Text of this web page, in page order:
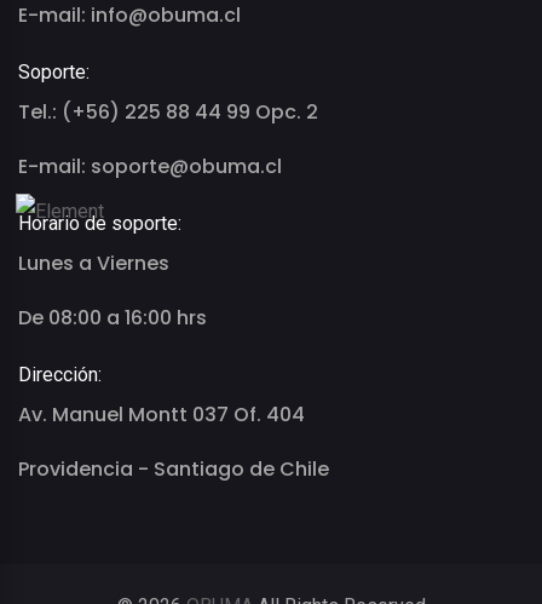
E-mail: info@obuma.cl
Soporte:
Tel.: (+56) 225 88 44 99 Opc. 2
E-mail: soporte@obuma.cl
Horario de soporte:
Lunes a Viernes
De 08:00 a 16:00 hrs
Dirección:
Av. Manuel Montt 037 Of. 404
Providencia - Santiago de Chile